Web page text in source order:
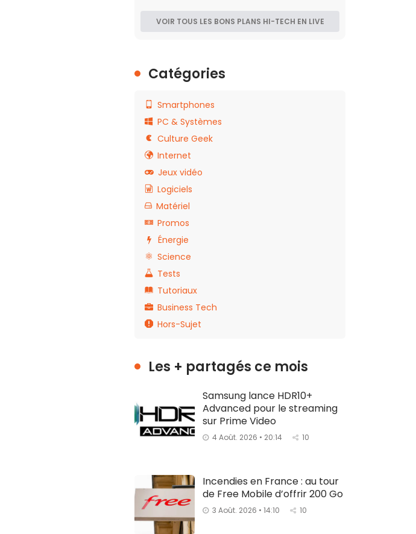
VOIR TOUS LES BONS PLANS HI-TECH EN LIVE
Catégories
Smartphones
PC & Systèmes
Culture Geek
Internet
Jeux vidéo
Logiciels
Matériel
Promos
Énergie
Science
Tests
Tutoriaux
Business Tech
Hors-Sujet
Les + partagés ce mois
Samsung lance HDR10+
Advanced pour le streaming
sur Prime Video
4 Août. 2026 • 20:14 10
Incendies en France : au tour
de Free Mobile d’offrir 200 Go
3 Août. 2026 • 14:10 10